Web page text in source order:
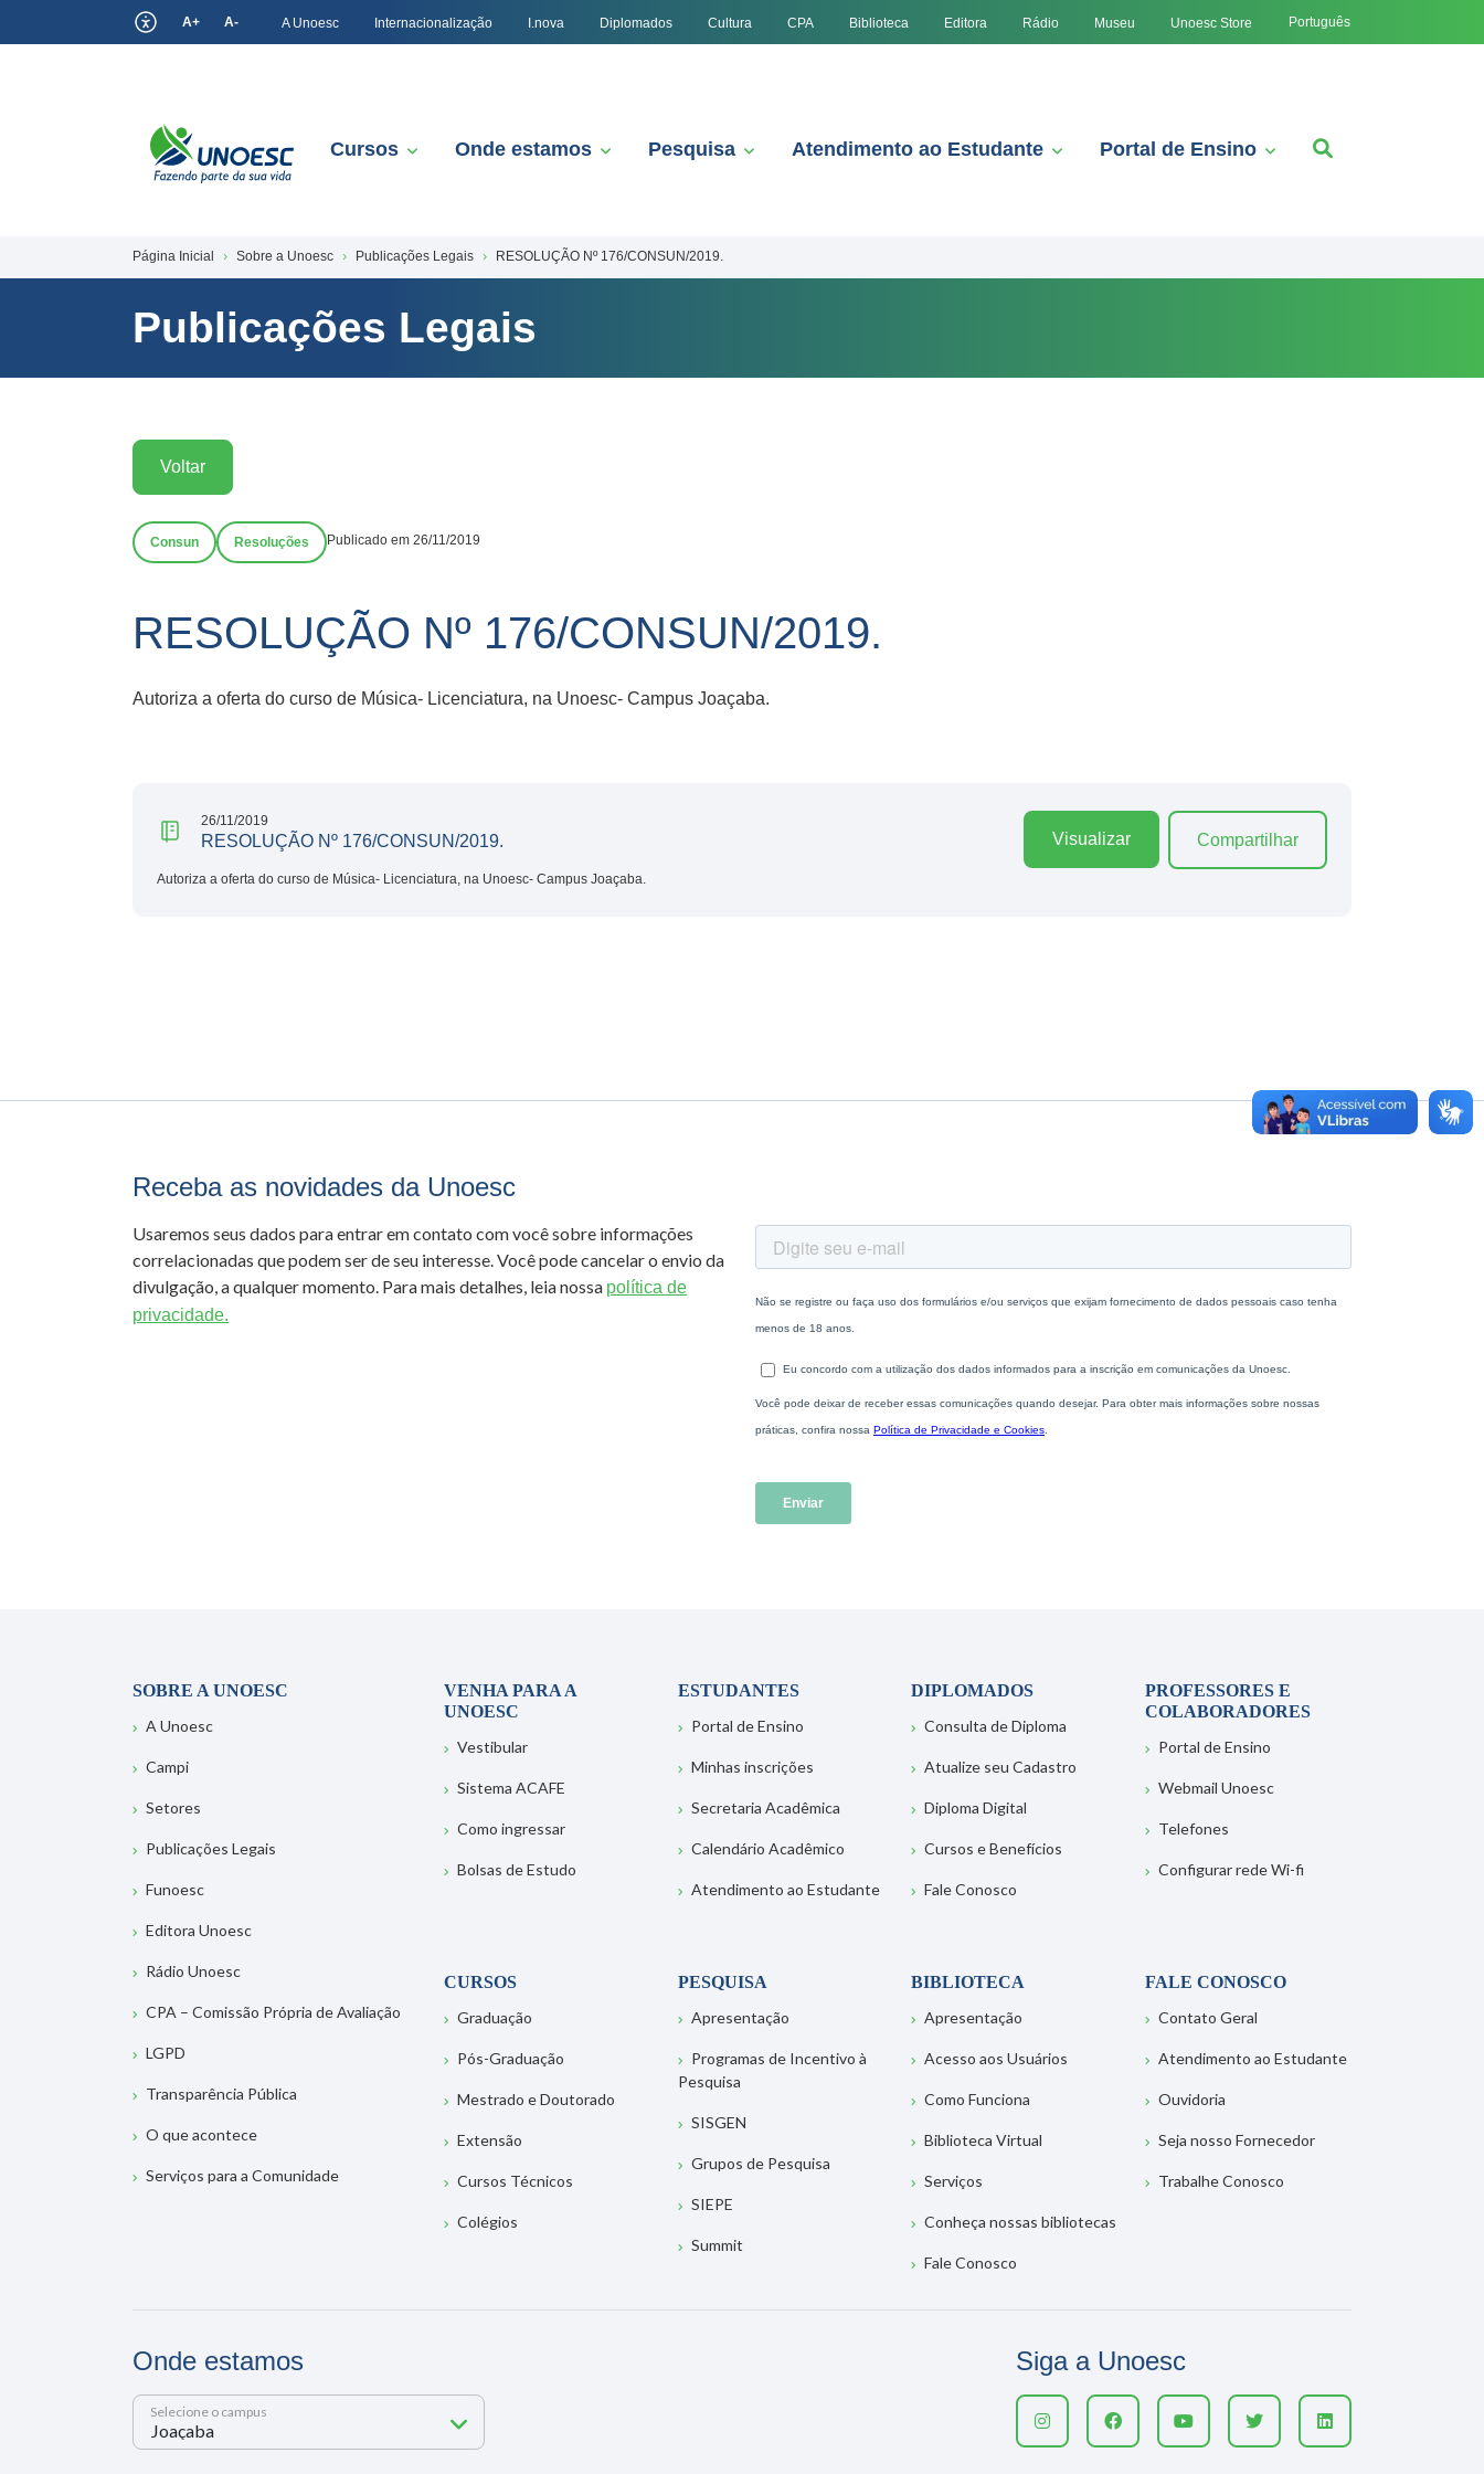
A+ A- A Unoesc Internacionalização I.nova Diplomados Cultura CPA Biblioteca Editora Rádio Museu Unoesc Store Português
Cursos Onde estamos Pesquisa Atendimento ao Estudante Portal de Ensino
Página Inicial Sobre a Unoesc Publicações Legais RESOLUÇÃO Nº 176/CONSUN/2019.
Publicações Legais
Voltar
Consun Resoluções Publicado em 26/11/2019
RESOLUÇÃO Nº 176/CONSUN/2019.
Autoriza a oferta do curso de Música- Licenciatura, na Unoesc- Campus Joaçaba.
26/11/2019
RESOLUÇÃO Nº 176/CONSUN/2019.
Autoriza a oferta do curso de Música- Licenciatura, na Unoesc- Campus Joaçaba.
Visualizar Compartilhar
Receba as novidades da Unoesc
Usaremos seus dados para entrar em contato com você sobre informações
correlacionadas que podem ser de seu interesse. Você pode cancelar o envio da
divulgação, a qualquer momento. Para mais detalhes, leia nossa política de
privacidade.
SOBRE A UNOESC
A Unoesc
Campi
Setores
Publicações Legais
Funoesc
Editora Unoesc
Rádio Unoesc
CPA – Comissão Própria de Avaliação
LGPD
Transparência Pública
O que acontece
Serviços para a Comunidade
VENHA PARA A
UNOESC
Vestibular
Sistema ACAFE
Como ingressar
Bolsas de Estudo
ESTUDANTES
Portal de Ensino
Minhas inscrições
Secretaria Acadêmica
Calendário Acadêmico
Atendimento ao Estudante
DIPLOMADOS
Consulta de Diploma
Atualize seu Cadastro
Diploma Digital
Cursos e Benefícios
Fale Conosco
PROFESSORES E
COLABORADORES
Portal de Ensino
Webmail Unoesc
Telefones
Configurar rede Wi-fi
CURSOS
Graduação
Pós-Graduação
Mestrado e Doutorado
Extensão
Cursos Técnicos
Colégios
PESQUISA
Apresentação
Programas de Incentivo à
Pesquisa
SISGEN
Grupos de Pesquisa
SIEPE
Summit
BIBLIOTECA
Apresentação
Acesso aos Usuários
Como Funciona
Biblioteca Virtual
Serviços
Conheça nossas bibliotecas
Fale Conosco
FALE CONOSCO
Contato Geral
Atendimento ao Estudante
Ouvidoria
Seja nosso Fornecedor
Trabalhe Conosco
Onde estamos
Selecione o campus
Siga a Unoesc